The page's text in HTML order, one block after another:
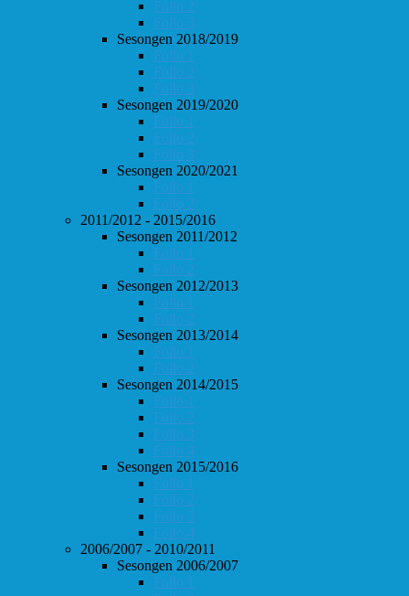
Follo 2
Follo 3
Sesongen 2018/2019
Follo 1
Follo 2
Follo 3
Sesongen 2019/2020
Follo 1
Follo 2
Follo 3
Sesongen 2020/2021
Follo 1
Follo 2
2011/2012 - 2015/2016
Sesongen 2011/2012
Follo 1
Follo 2
Sesongen 2012/2013
Follo 1
Follo 2
Sesongen 2013/2014
Follo 1
Follo 2
Sesongen 2014/2015
Follo 1
Follo 2
Follo 3
Follo 4
Sesongen 2015/2016
Follo 1
Follo 2
Follo 3
Follo 4
2006/2007 - 2010/2011
Sesongen 2006/2007
Follo 1